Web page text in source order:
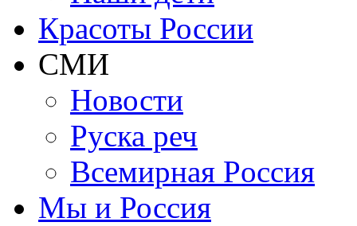
Красоты России
СМИ
Новости
Руска реч
Всемирная Рoссия
Мы и Россия